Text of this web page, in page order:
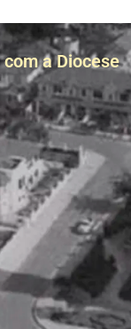
a Diocese